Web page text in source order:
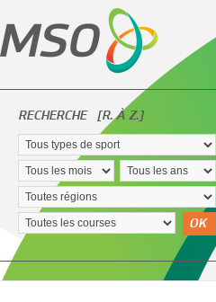
RECHERCHE [R. À Z.]
OK